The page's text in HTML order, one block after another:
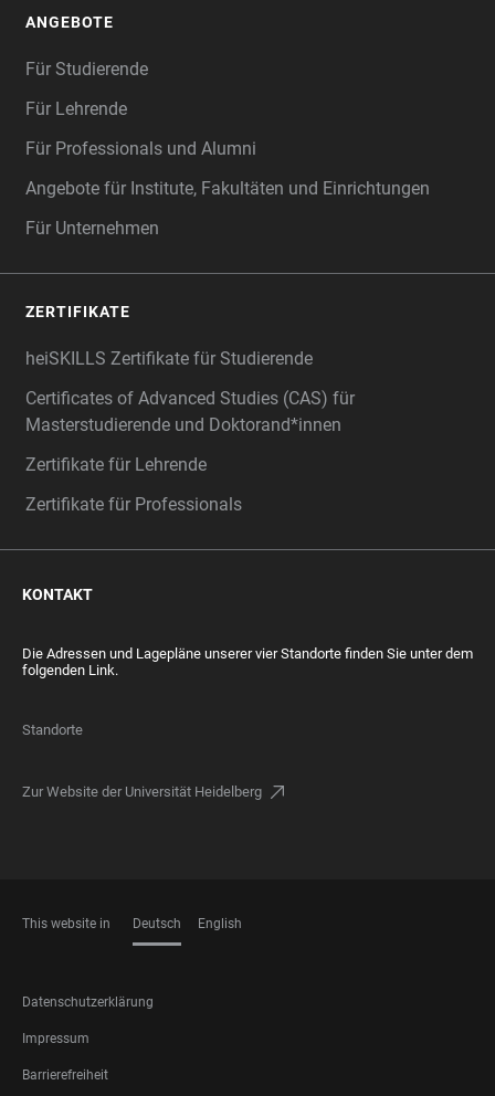
ANGEBOTE
Für Studierende
Für Lehrende
Für Professionals und Alumni
Angebote für Institute, Fakultäten und Einrichtungen
Für Unternehmen
ZERTIFIKATE
heiSKILLS Zertifikate für Studierende
Certificates of Advanced Studies (CAS) für
Masterstudierende und Doktorand*innen
Zertifikate für Lehrende
Zertifikate für Professionals
KONTAKT
Die Adressen und Lagepläne unserer vier Standorte finden Sie unter dem
folgenden Link.
Standorte
Zur Website der Universität Heidelberg
This website in Deutsch English
FOOTER
LEGAL
Datenschutzerklärung
Impressum
Barrierefreiheit